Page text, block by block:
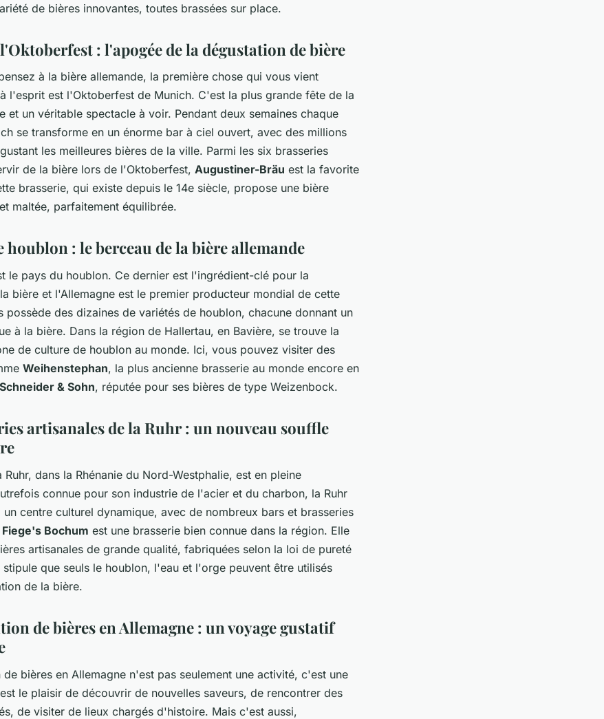
de bières innovantes, toutes brassées sur place.
: l'apogée de la dégustation de bière
à la bière allemande, la première chose qui vous vient
l'esprit est l'Oktoberfest de Munich. C'est la plus grande fête de la
et un véritable spectacle à voir. Pendant deux semaines chaque
se transforme en un énorme bar à ciel ouvert, avec des millions
les meilleures bières de la ville. Parmi les six brasseries
de la bière lors de l'Oktoberfest, Augustiner-Bräu est la favorite
brasserie, qui existe depuis le 14e siècle, propose une bière
maltée, parfaitement équilibrée.
houblon : le berceau de la bière allemande
le pays du houblon. Ce dernier est l'ingrédient-clé pour la
bière et l'Allemagne est le premier producteur mondial de cette
possède des dizaines de variétés de houblon, chacune donnant un
à la bière. Dans la région de Hallertau, en Bavière, se trouve la
de culture de houblon au monde. Ici, vous pouvez visiter des
Weihenstephan, la plus ancienne brasserie au monde encore en
& Sohn, réputée pour ses bières de type Weizenbock.
artisanales de la Ruhr : un nouveau souffle
Ruhr, dans la Rhénanie du Nord-Westphalie, est en pleine
connue pour son industrie de l'acier et du charbon, la Ruhr
centre culturel dynamique, avec de nombreux bars et brasseries
Fiege's Bochum est une brasserie bien connue dans la région. Elle
artisanales de grande qualité, fabriquées selon la loi de pureté
que seuls le houblon, l'eau et l'orge peuvent être utilisés
de la bière.
de bières en Allemagne : un voyage gustatif
de bières en Allemagne n'est pas seulement une activité, c'est une
le plaisir de découvrir de nouvelles saveurs, de rencontrer des
de visiter de lieux chargés d'histoire. Mais c'est aussi,